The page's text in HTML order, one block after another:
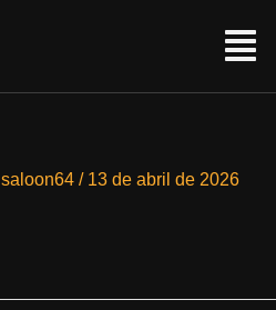
Menú
saloon64 / 13 de abril de 2026